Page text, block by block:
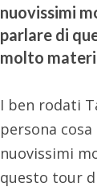
nuovissimi
parlare di
molto
I ben rodati
persona
nuovissimi
questo tour